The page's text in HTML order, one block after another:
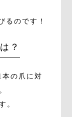
るのです！
？
の爪に対
。